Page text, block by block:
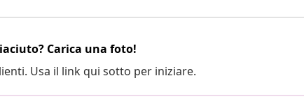
Carica una foto!
Usa il link qui sotto per iniziare.